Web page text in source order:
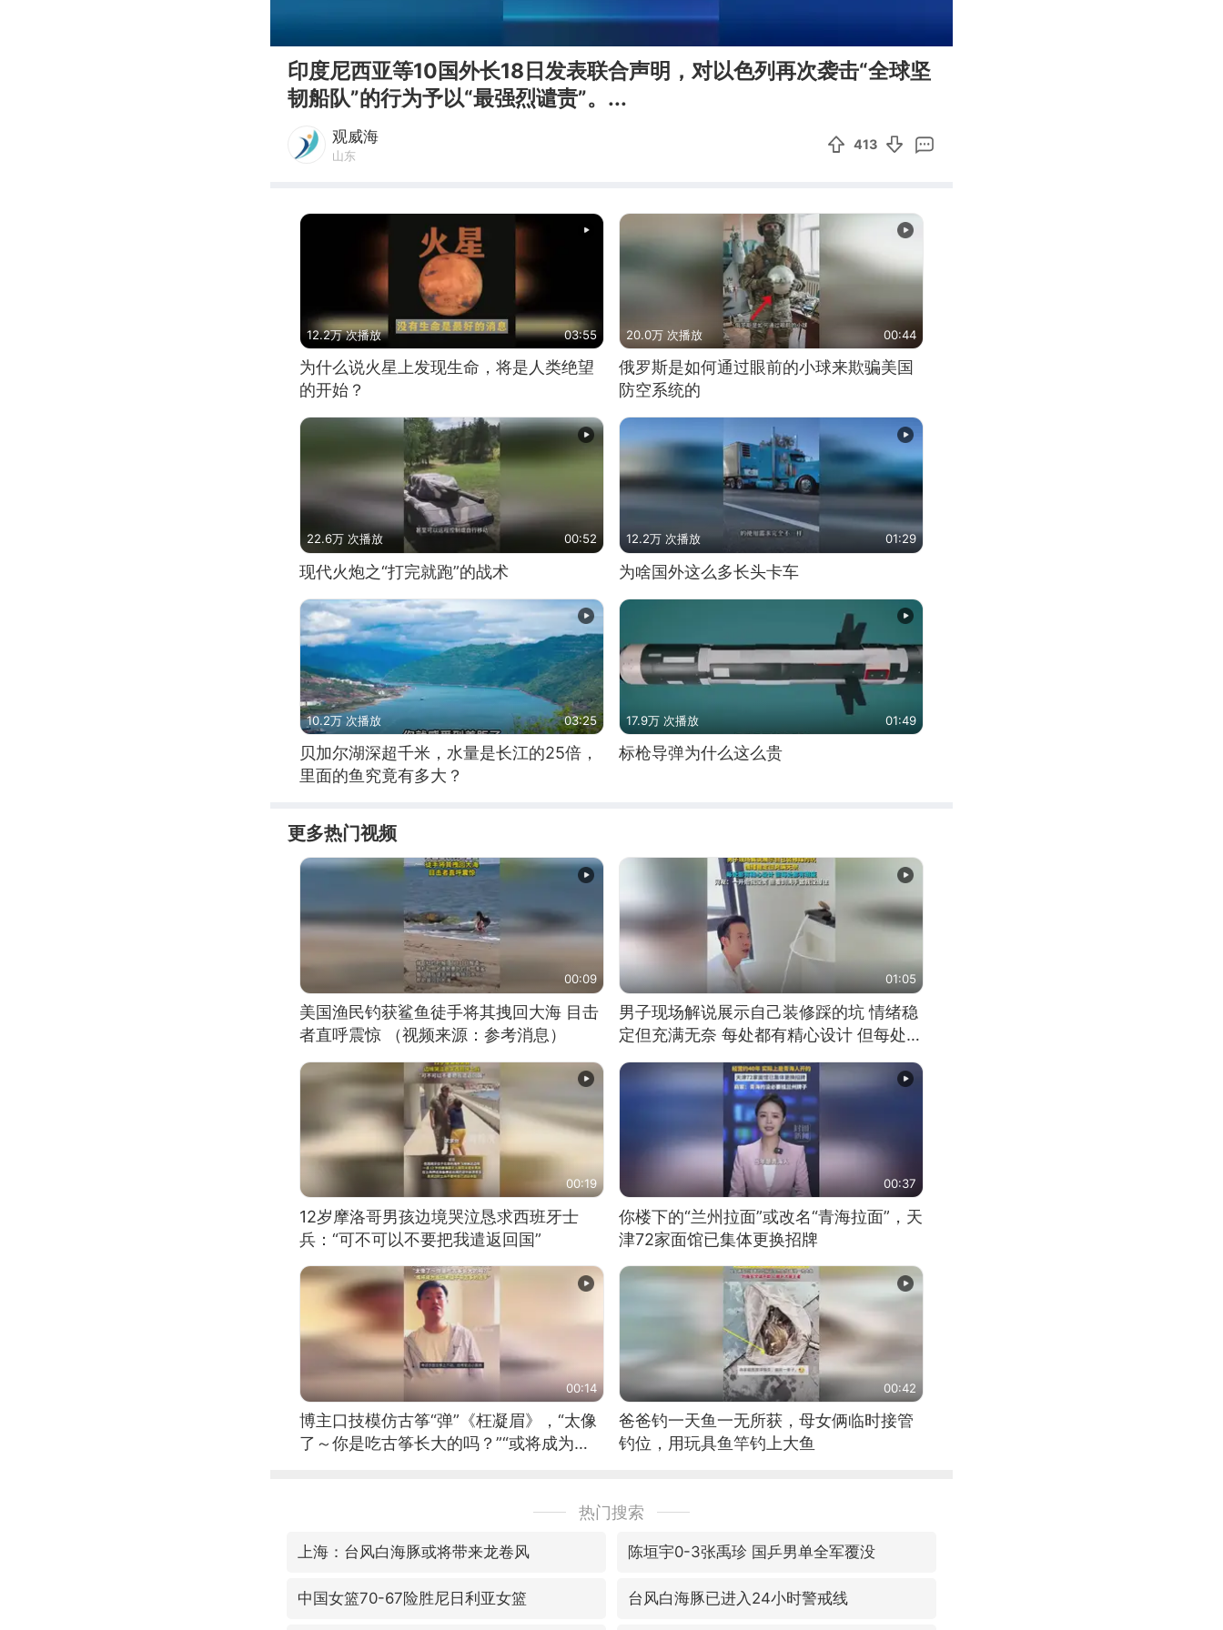
印度尼西亚等10国外长18日发表联合声明，对以色列再次袭击“全球坚
韧船队”的行为予以“最强烈谴责”。...
观威海
山东
413
12.2万 次播放 03:55
为什么说火星上发现生命，将是人类绝望
的开始？
20.0万 次播放 00:44
俄罗斯是如何通过眼前的小球来欺骗美国
防空系统的
22.6万 次播放 00:52
现代火炮之“打完就跑”的战术
12.2万 次播放 01:29
为啥国外这么多长头卡车
10.2万 次播放 03:25
贝加尔湖深超千米，水量是长江的25倍，
里面的鱼究竟有多大？
17.9万 次播放 01:49
标枪导弹为什么这么贵
更多热门视频
00:09
美国渔民钓获鲨鱼徒手将其拽回大海 目击
者直呼震惊 （视频来源：参考消息）
01:05
男子现场解说展示自己装修踩的坑 情绪稳
定但充满无奈 每处都有精心设计 但每处都
00:19
12岁摩洛哥男孩边境哭泣恳求西班牙士
兵：“可不可以不要把我遣返回国”
00:37
你楼下的“兰州拉面”或改名“青海拉面”，天
津72家面馆已集体更换招牌
00:14
博主口技模仿古筝“弹”《枉凝眉》，“太像
了～你是吃古筝长大的吗？”“或将成为首
00:42
爸爸钓一天鱼一无所获，母女俩临时接管
钓位，用玩具鱼竿钓上大鱼
热门搜索
上海：台风白海豚或将带来龙卷风 陈垣宇0-3张禹珍 国乒男单全军覆没
中国女篮70-67险胜尼日利亚女篮 台风白海豚已进入24小时警戒线